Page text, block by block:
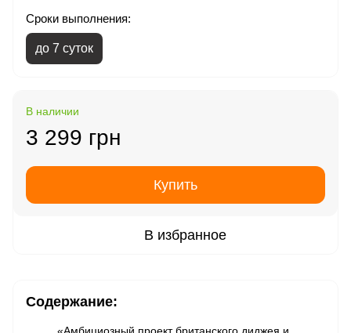
Сроки выполнения:
до 7 суток
В наличии
3 299 грн
Купить
В избранное
Содержание: